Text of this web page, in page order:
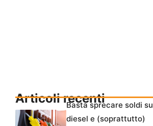
Articoli recentiBasta sprecare soldi su
diesel e (soprattutto)